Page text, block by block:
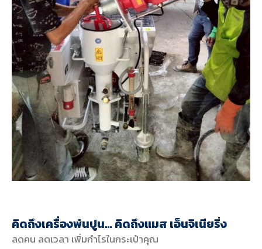
คิดถึงเครื่องพ่นปูน… คิดถึงแมส เอ็นจิเนียริ่ง
ลดคน ลดเวลา เพิ่มกำไรในกระเป๋าคุณ